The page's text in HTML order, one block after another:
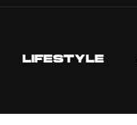
LIFESTYLE